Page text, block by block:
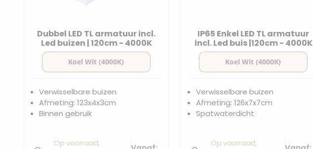
Dubbel LED TL armatuur incl.
Led buizen | 120cm - 4000K
Verwisselbare buizen
Afmeting: 123x4x3cm
Binnen gebruik
Op voorraad,
IP65 Enkel LED TL armatuur
incl. Led buis |120cm - 4000K
Verwisselbare buizen
Afmeting: 126x7x7cm
Spatwaterdicht
Op voorraad,